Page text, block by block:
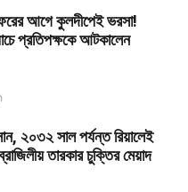
আগে কুলদীপেই ভরসা!
প্রতিপক্ষকে আটকালেন
২০৩২ সাল পর্যন্ত রিয়ালেই
তারকার চুক্তির মেয়াদ